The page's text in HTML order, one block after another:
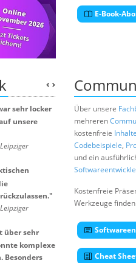
E-Book-
sehr locker
unsere
"
über sehr
komplexe
Besonders
Über unsere
mehreren
kostenfreie Inhalte
Codebeispiele,
und ein
Kostenfreie
Werkzeuge
Cheat